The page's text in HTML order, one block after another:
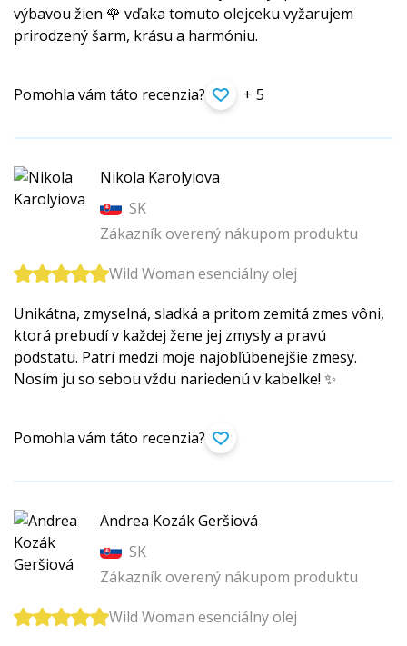
výbavou žien 🌹 vďaka tomuto olejceku vyžarujem
prirodzený šarm, krásu a harmóniu.
Pomohla vám táto recenzia? + 5
Nikola Karolyiova
SK
Zákazník overený nákupom produktu
Wild Woman esenciálny olej
Unikátna, zmyselná, sladká a pritom zemitá zmes vôni,
ktorá prebudí v každej žene jej zmysly a pravú
podstatu. Patrí medzi moje najobľúbenejšie zmesy.
Nosím ju so sebou vždu nariedenú v kabelke! ✨
Pomohla vám táto recenzia?
Andrea Kozák Geršiová
SK
Zákazník overený nákupom produktu
Wild Woman esenciálny olej